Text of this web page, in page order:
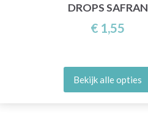
DROPS SAFRAN
€ 1,55
Bekijk alle opties